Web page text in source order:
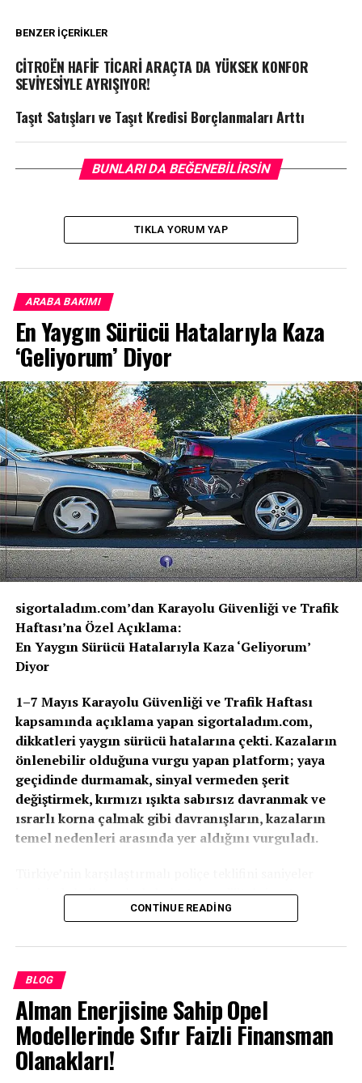
BENZER İÇERIKLER
CİTROËN HAFİF TİCARİ ARAÇTA DA YÜKSEK KONFOR
SEVİYESİYLE AYRIŞIYOR!
Taşıt Satışları ve Taşıt Kredisi Borçlanmaları Arttı
BUNLARI DA BEĞENEBILIRSIN
TIKLA YORUM YAP
ARABA BAKIMI
En Yaygın Sürücü Hatalarıyla Kaza
‘Geliyorum’ Diyor
sigortaladım.com’dan Karayolu Güvenliği ve Trafik
Haftası’na Özel Açıklama:
En Yaygın Sürücü Hatalarıyla Kaza ‘Geliyorum’
Diyor
1–7 Mayıs Karayolu Güvenliği ve Trafik Haftası
kapsamında açıklama yapan sigortaladım.com,
dikkatleri yaygın sürücü hatalarına çekti. Kazaların
önlenebilir olduğuna vurgu yapan platform; yaya
geçidinde durmamak, sinyal vermeden şerit
değiştirmek, kırmızı ışıkta sabırsız davranmak ve
ısrarlı korna çalmak gibi davranışların, kazaların
temel nedenleri arasında yer aldığını vurguladı.
içerisinde kullanıcılarla buluşturan dijital sigorta
sigortaladım.com, 1–7 Mayıs Karayolu
açıklamada, trafikte en sık karşılaşılan hatalı sürücü
davranışlarına dikkat çekti. Platform, her yıl binlerce
can alan trafik kazalarının önemli bir kısmının basit ama
yaygın ihlallerden kaynaklandığını vurguladı.
sigortaladım.com, aşırı hız, kavşak ve geçitlerde geçiş
önceliğine uymamak ve şerit izleme kurallarını ihlal
CONTINUE READING
BLOG
Alman Enerjisine Sahip Opel
Modellerinde Sıfır Faizli Finansman
Olanakları!